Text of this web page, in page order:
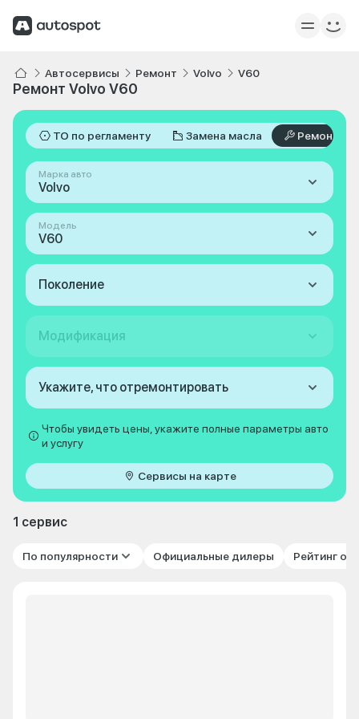
Автосервисы Ремонт Volvo V60
Ремонт Volvo V60
ТО по регламенту Замена масла Ремонт
Марка авто
Volvo
Модель
V60
Поколение
Модификация
Укажите, что отремонтировать
Чтобы увидеть цены, укажите полные параметры авто
и услугу
Сервисы на карте
1 сервис
По популярности Официальные дилеры Рейтинг